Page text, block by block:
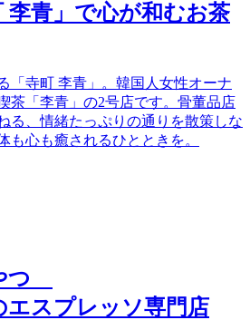
李青」で心が和むお茶
「寺町 李青」。韓国人女性オーナ
茶「李青」の2号店です。骨董品店
る、情緒たっぷりの通りを散策しな
も心も癒されるひとときを。
つ
エスプレッソ専門店